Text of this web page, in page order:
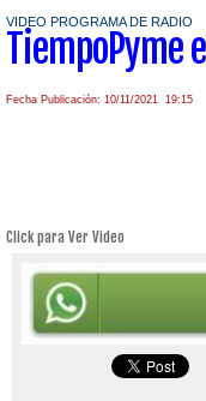
VIDEO PROGRAMA DE RADIO
TiempoPyme
Fecha Publicación: 10/11/2021 19:15
Click para Ver Video